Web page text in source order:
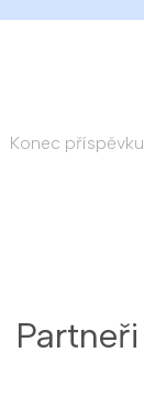
Konec příspěvku
Partneři